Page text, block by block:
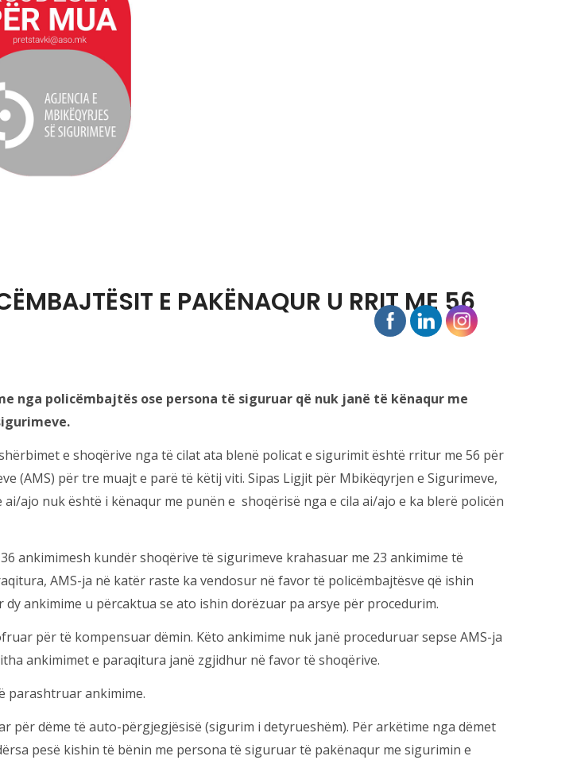
E PAKËNAQUR U RRIT ME 56
nga policëmbajtës ose persona të siguruar që nuk janë të kënaqur me
e shoqërive nga të cilat ata blenë policat e sigurimit është rritur me 56 për
(AMS) për tre muajt e parë të këtij viti. Sipas Ligjit për Mbikëqyrjen e Sigurimeve,
ajo nuk është i kënaqur me punën e shoqërisë nga e cila ai/ajo e ka blerë policën
ankimimesh kundër shoqërive të sigurimeve krahasuar me 23 ankimime të
AMS-ja në katër raste ka vendosur në favor të policëmbajtësve që ishin
ankimime u përcaktua se ato ishin dorëzuar pa arsye për procedurim.
për të kompensuar dëmin. Këto ankimime nuk janë proceduruar sepse AMS-ja
ankimimet e paraqitura janë zgjidhur në favor të shoqërive.
parashtruar ankimime.
për dëme të auto-përgjegjësisë (sigurim i detyrueshëm). Për arkëtime nga dëmet
pesë kishin të bënin me persona të siguruar të pakënaqur me sigurimin e